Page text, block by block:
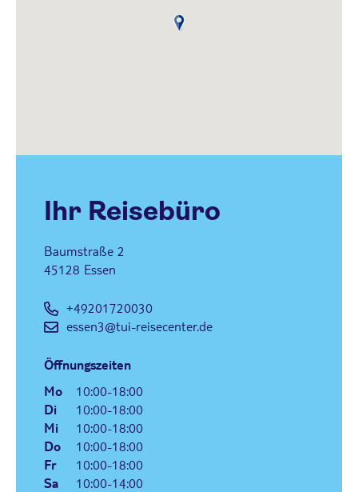
Ihr Reisebüro
Baumstraße 2
45128 Essen
+49201720030
essen3@tui-reisecenter.de
Öffnungszeiten
Mo
10:00-18:00
Di
10:00-18:00
Mi
10:00-18:00
Do
10:00-18:00
Fr
10:00-18:00
Sa
10:00-14:00